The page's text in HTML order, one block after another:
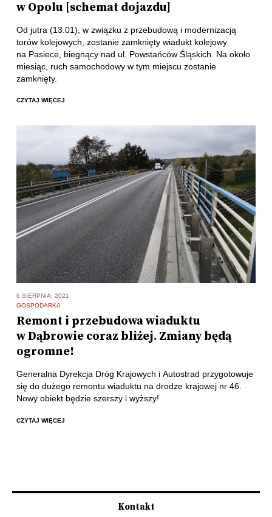
w Opolu [schemat dojazdu]
Od jutra (13.01), w związku z przebudową i modernizacją
torów kolejowych, zostanie zamknięty wiadukt kolejowy
na Pasiece, biegnący nad ul. Powstańców Śląskich. Na około
miesiąc, ruch samochodowy w tym miejscu zostanie
zamknięty.
CZYTAJ WIĘCEJ
6 SIERPNIA, 2021
GOSPODARKA
Remont i przebudowa wiaduktu
w Dąbrowie coraz bliżej. Zmiany będą
ogromne!
Generalna Dyrekcja Dróg Krajowych i Autostrad przygotowuje
się do dużego remontu wiaduktu na drodze krajowej nr 46.
Nowy obiekt będzie szerszy i wyższy!
CZYTAJ WIĘCEJ
Kontakt